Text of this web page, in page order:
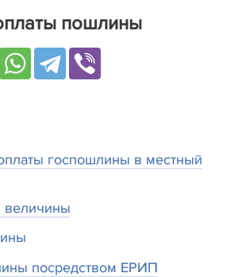
пошлины
госпошлины в местный
величины
посредством ЕРИП